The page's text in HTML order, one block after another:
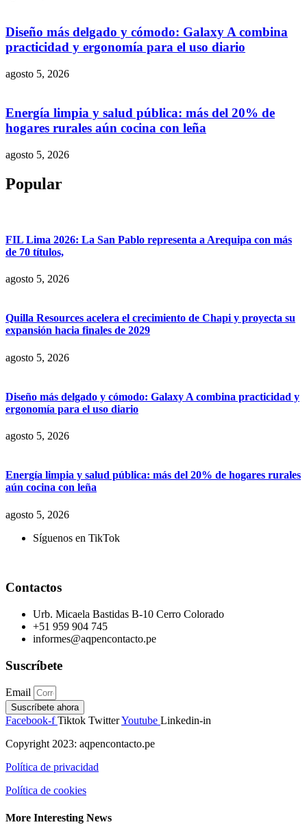
Diseño más delgado y cómodo: Galaxy A combina
practicidad y ergonomía para el uso diario
agosto 5, 2026
Energía limpia y salud pública: más del 20% de
hogares rurales aún cocina con leña
agosto 5, 2026
Popular
FIL Lima 2026: La San Pablo representa a Arequipa con más
de 70 títulos,
agosto 5, 2026
Quilla Resources acelera el crecimiento de Chapi y proyecta su
expansión hacia finales de 2029
agosto 5, 2026
Diseño más delgado y cómodo: Galaxy A combina practicidad y
ergonomía para el uso diario
agosto 5, 2026
Energía limpia y salud pública: más del 20% de hogares rurales
aún cocina con leña
agosto 5, 2026
Síguenos en TikTok
Contactos
Urb. Micaela Bastidas B-10 Cerro Colorado
+51 959 904 745
informes@aqpencontacto.pe
Suscríbete
Email
Suscríbete ahora
Facebook-f Tiktok TwitterYoutube Linkedin-in
Copyright 2023: aqpencontacto.pe
Política de privacidad
Política de cookies
More Interesting News